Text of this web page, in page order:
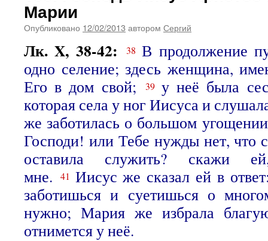
Марии
Опубликовано 12/02/2013 автором Сергий
Лк. X, 38-42: 38В продолжение
одно селение; здесь женщина,
Его в дом свой;
39у неё была
которая села у ног Иисуса и
же заботилась о большом
Господи! или Тебе нужды нет, что
оставила служить? скажи
мне.
41 Иисус же сказал ей в
заботишься и суетишься о
нужно; Мария же избрала
отнимется у неё.